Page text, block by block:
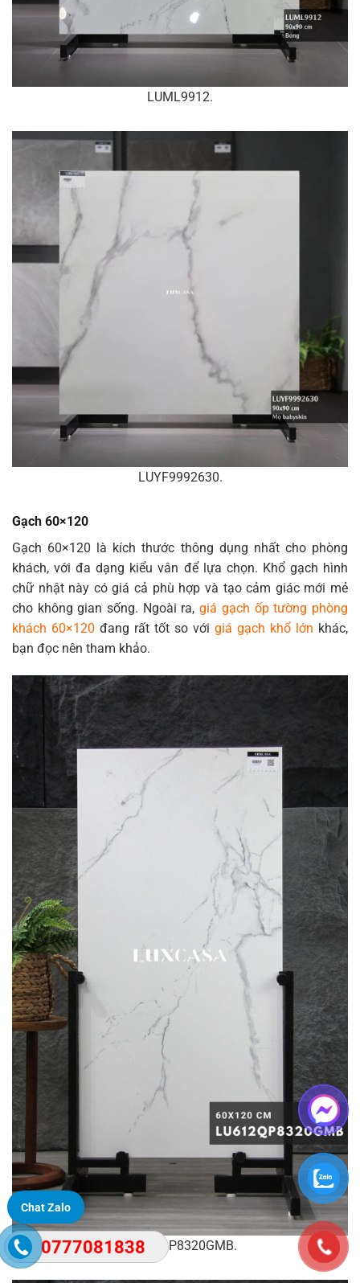
LUML9912.
LUYF9992630.
Gạch 60×120
Gạch 60×120 là kích thước thông dụng nhất cho phòng
khách, với đa dạng kiểu vân để lựa chọn. Khổ gạch hình
chữ nhật này có giá cả phù hợp và tạo cảm giác mới mẻ
cho không gian sống. Ngoài ra,giá gạch ốp tường phòng
khách 60×120 đang rất tốt so với giá gạch khổ lớn khác,
bạn đọc nên tham khảo.
LU612QP8320GMB.
Chat Zalo
0777081838